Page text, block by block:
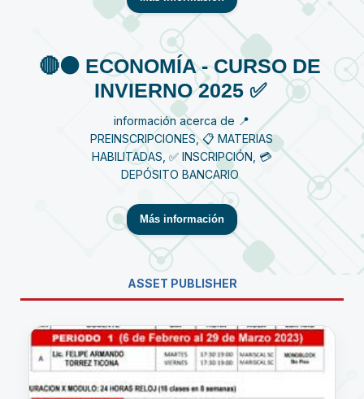
🔴⚫️ ECONOMÍA - CURSO DE
INVIERNO 2025 ✅
información acerca de 📍
PREINSCRIPCIONES, 📋 MATERIAS
HABILITADAS, ✅ INSCRIPCIÓN, 💳
DEPÓSITO BANCARIO
Más información
ASSET PUBLISHER